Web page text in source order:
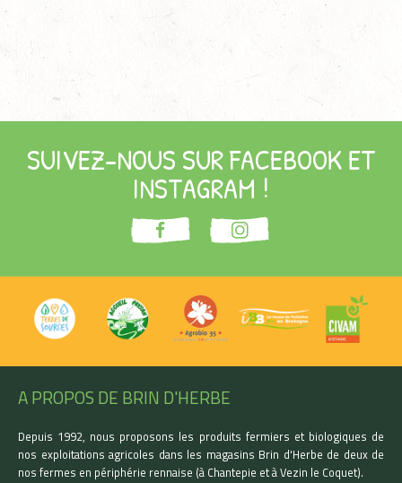
SUIVEZ-NOUS SUR FACEBOOK ET
INSTAGRAM !
A PROPOS DE BRIN D'HERBE
Depuis 1992, nous proposons les produits fermiers et biologiques de
nos exploitations agricoles dans les magasins Brin d'Herbe de deux de
nos fermes en périphérie rennaise (à Chantepie et à Vezin le Coquet).